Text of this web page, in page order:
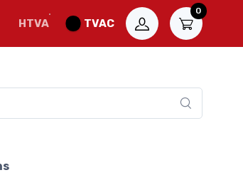
HTVA TVAC
0